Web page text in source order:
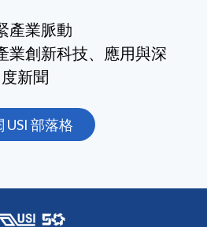
產業脈動
業創新科技、應用與深
度新聞
USI 部落格